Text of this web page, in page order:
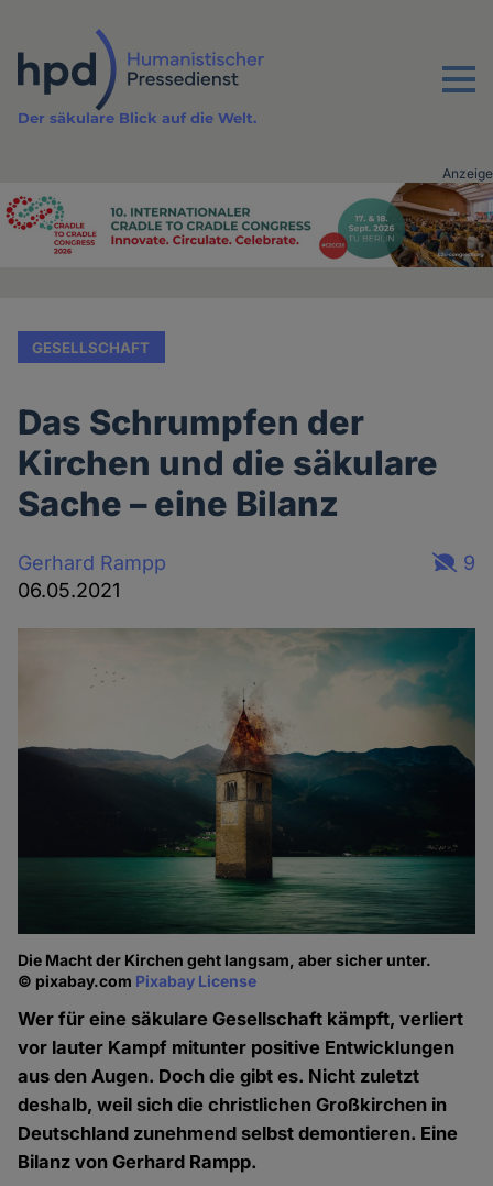
Inhalt
Menu
Der säkulare Blick auf die Welt.
Advertising
Anzeige
GESELLSCHAFT
Das Schrumpfen der
Kirchen und die säkulare
Sache – eine Bilanz
Gerhard Rampp
06.05.2021
9
Die Macht der Kirchen geht langsam, aber sicher unter.
© pixabay.com Pixabay License
Wer für eine säkulare Gesellschaft kämpft, verliert
vor lauter Kampf mitunter positive Entwicklungen
aus den Augen. Doch die gibt es. Nicht zuletzt
deshalb, weil sich die christlichen Großkirchen in
Deutschland zunehmend selbst demontieren. Eine
Bilanz von Gerhard Rampp.